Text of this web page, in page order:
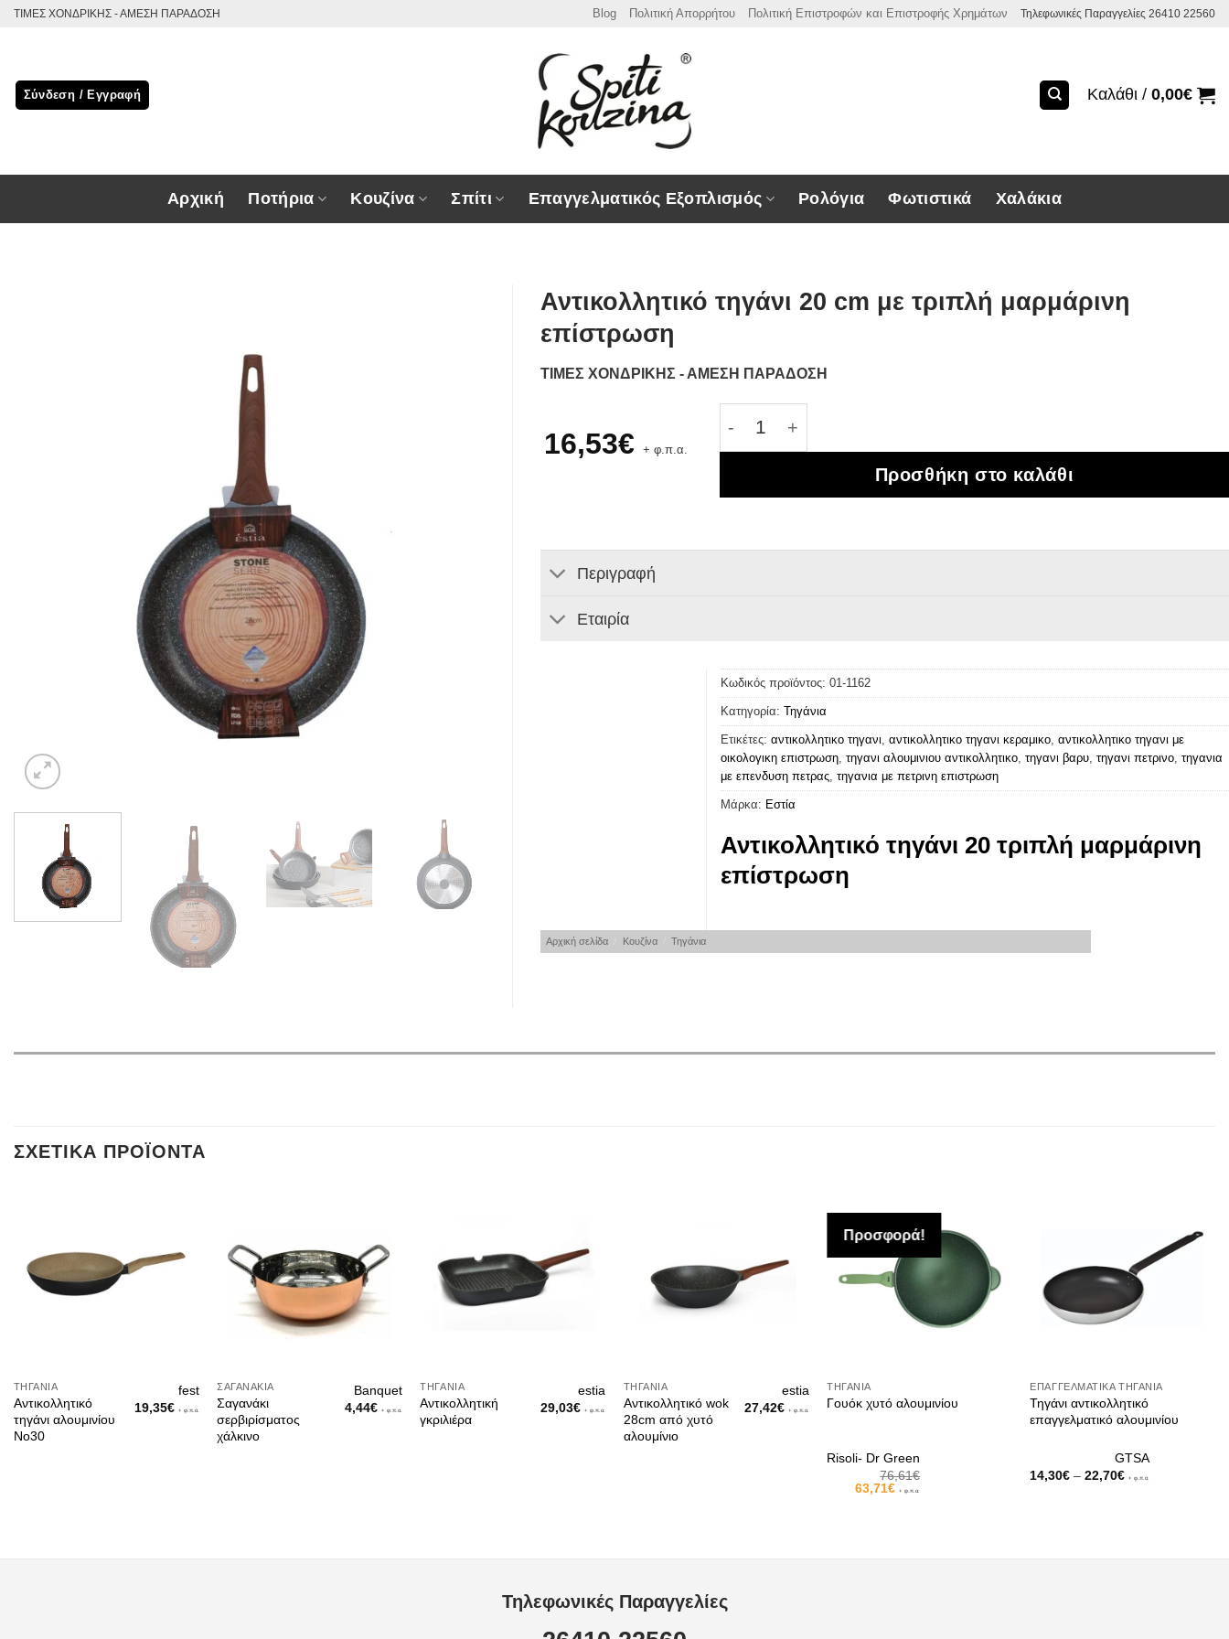
Μετάβαση
ΤΙΜΕΣ ΧΟΝΔΡΙΚΗΣ - ΑΜΕΣΗ ΠΑΡΑΔΟΣΗ Blog Πολιτική Απορρήτου Πολιτική Επιστροφών και Επιστροφής Χρημάτων Τηλεφωνικές Παραγγελίες 26410 22560
Σύνδεση / Εγγραφή Καλάθι / 0,00€
Αρχική Ποτήρια Κουζίνα Σπίτι Επαγγελματικός Εξοπλισμός Ρολόγια Φωτιστικά Χαλάκια
Αντικολλητικό τηγάνι 20 cm με τριπλή μαρμάρινη
επίστρωση
ΤΙΜΕΣ ΧΟΝΔΡΙΚΗΣ - ΑΜΕΣΗ ΠΑΡΑΔΟΣΗ
16,53€ + φ.π.α.
Αντικολλητικό τηγάνι 20 cm με τριπλή μαρμάρινη
Προσθήκη στο καλάθι
Περιγραφή
Εταιρία
Κωδικός προϊόντος: 01-1162
Κατηγορία: Τηγάνια
Ετικέτες: αντικολλητικο τηγανι, αντικολλητικο τηγανι κεραμικο, αντικολλητικο τηγανι με
οικολογικη επιστρωση, τηγανι αλουμινιου αντικολλητικο, τηγανι βαρυ, τηγανι πετρινο, τηγανια
με επενδυση πετρας, τηγανια με πετρινη επιστρωση
Μάρκα: Εστία
Αντικολλητικό τηγάνι 20 τριπλή μαρμάρινη
επίστρωση
Αρχική σελίδα Κουζίνα Τηγάνια
ΣΧΕΤΙΚΆ ΠΡΟΪΌΝΤΑ
ΤΗΓΆΝΙΑ
Αντικολλητικό
τηγάνι αλουμινίου
Νο30
fest
19,35€ + φ.π.α.
ΣΑΓΑΝΆΚΙΑ
Σαγανάκι
σερβιρίσματος
χάλκινο
Banquet
4,44€ + φ.π.α.
ΤΗΓΆΝΙΑ
Αντικολλητική
γκριλιέρα
estia
29,03€ + φ.π.α.
ΤΗΓΆΝΙΑ
Αντικολλητικό wok
28cm από χυτό
αλουμίνιο
estia
27,42€ + φ.π.α.
Προσφορά!
ΤΗΓΆΝΙΑ
Γουόκ χυτό αλουμινίου
Risoli- Dr Green
76,61€
Original
63,71€Η+ φ.π.α.
ΕΠΑΓΓΕΛΜΑΤΙΚΆ ΤΗΓΆΝΙΑ
Τηγάνι αντικολλητικό
επαγγελματικό αλουμινίου
GTSA
14,30€ – 22,70€Price
+ φ.π.α.
Τηλεφωνικές Παραγγελίες